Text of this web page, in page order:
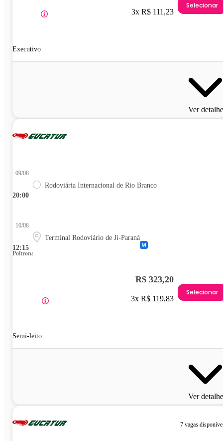
Executivo
3x R$ 111,23
Selecionar
Ver
20:00
09/08
Rodoviária Internacional de Rio Branco
12:15
10/08
Terminal Rodoviário de Ji-Paraná
Poltrona
Semi-leito
R$ 323,20
3x R$ 119,83
Selecionar
Ver
7 vagas